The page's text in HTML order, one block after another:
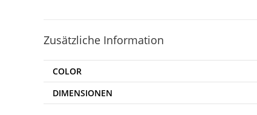
Zusätzliche Information
COLOR
DIMENSIONEN